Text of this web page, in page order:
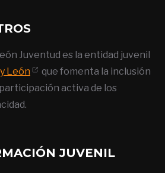
Juventud es la entidad juvenil
León
que fomenta la inclusión
activa de los
JUVENIL